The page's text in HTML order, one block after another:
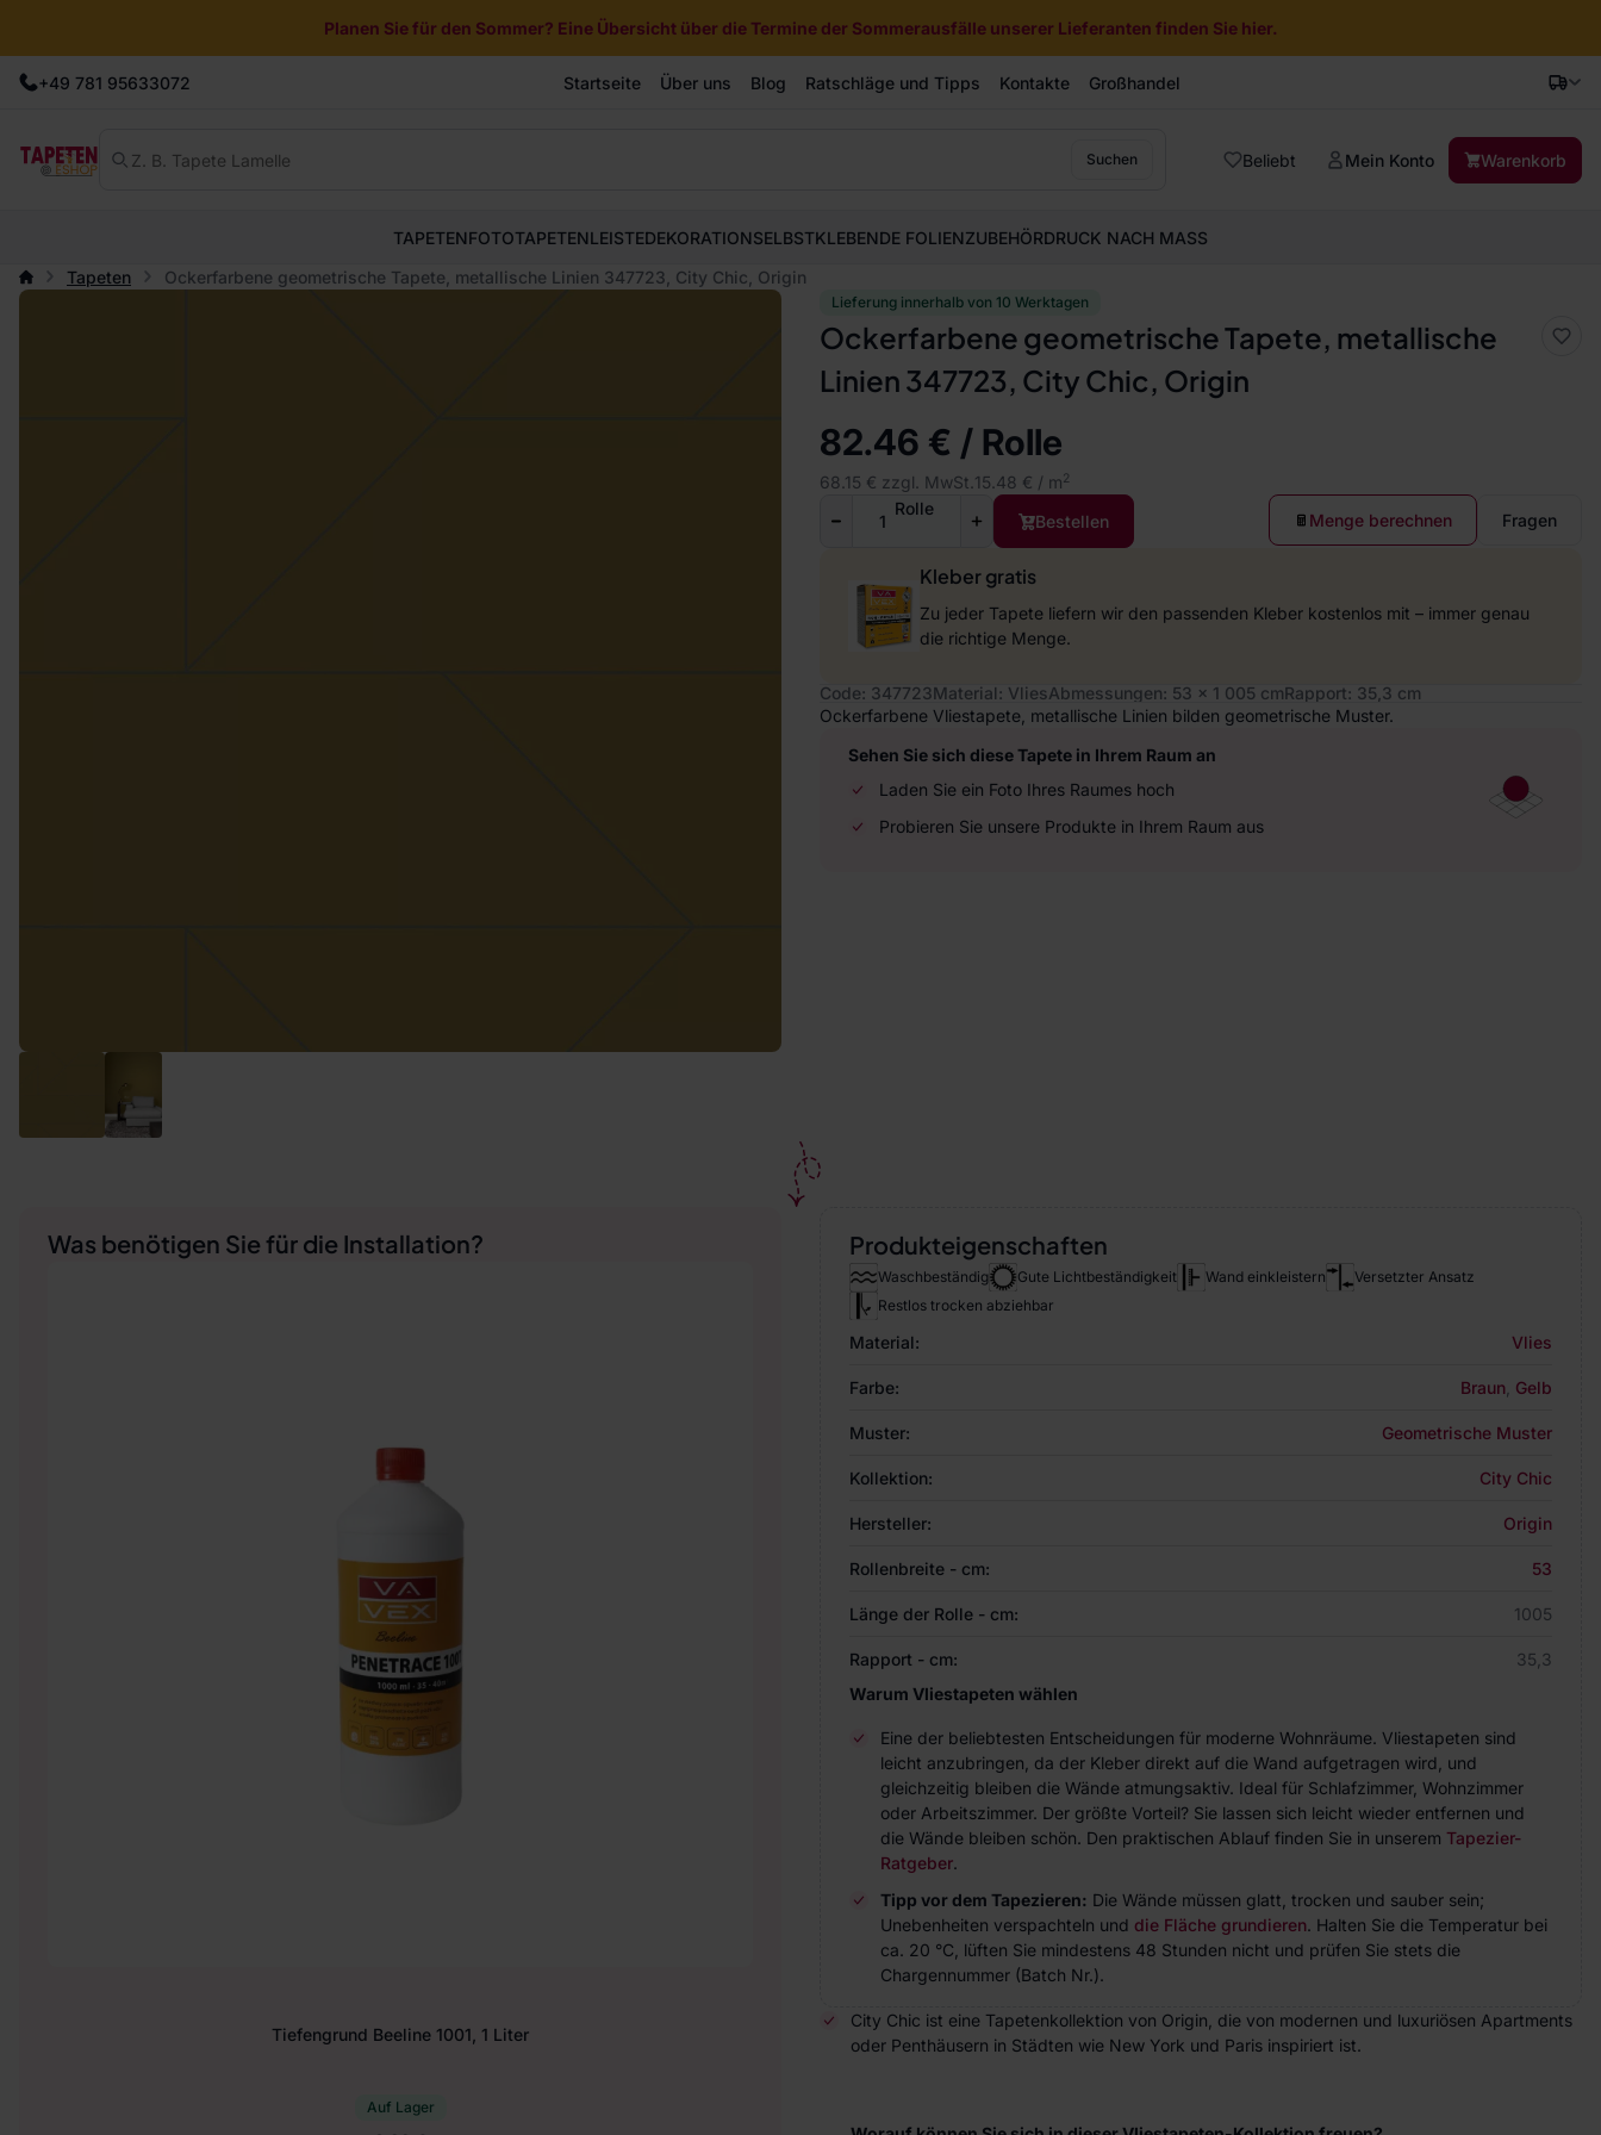
Planen Sie für den Sommer? Eine Übersicht über die Termine der Sommerausfälle unserer Lieferanten finden Sie hier.
+49 781 95633072 Startseite Über uns Blog Ratschläge und Tipps Kontakte Großhandel
Suchen Beliebt Mein Konto Warenkorb
TAPETENFOTOTAPETENLEISTEDEKORATIONSELBSTKLEBENDE FOLIENZUBEHÖRDRUCK NACH MASS
Tapeten
Ockerfarbene geometrische Tapete, metallische Linien 347723, City Chic, Origin
Lieferung innerhalb von 10 Werktagen
Ockerfarbene geometrische Tapete, metallische
Linien 347723, City Chic, Origin
82.46 € / Rolle
68.15 € zzgl. MwSt. 15.48 € / m2
Rolle
Bestellen Menge berechnen Fragen
Kleber gratis
Zu jeder Tapete liefern wir den passenden Kleber kostenlos mit – immer genau
die richtige Menge.
Code: 347723Material: VliesAbmessungen: 53 x 1 005 cmRapport: 35,3 cm
Ockerfarbene Vliestapete, metallische Linien bilden geometrische Muster.
Sehen Sie sich diese Tapete in Ihrem Raum an
Laden Sie ein Foto Ihres Raumes hoch
Probieren Sie unsere Produkte in Ihrem Raum aus
Produkteigenschaften
Waschbeständig Gute Lichtbeständigkeit Wand einkleistern
Versetzter Ansatz
Restlos trocken abziehbar
Material: Vlies
Farbe: Braun Gelb
Muster: Geometrische Muster
Kollektion: City Chic
Hersteller: Origin
Rollenbreite - cm: 53
Länge der Rolle - cm: 1005
Rapport - cm:
35,3
Warum Vliestapeten wählen
Eine der beliebtesten Entscheidungen für moderne Wohnräume. Vliestapeten sind
leicht anzubringen, da der Kleber direkt auf die Wand aufgetragen wird, und
gleichzeitig bleiben die Wände atmungsaktiv. Ideal für Schlafzimmer, Wohnzimmer
oder Arbeitszimmer. Der größte Vorteil? Sie lassen sich leicht wieder entfernen und
die Wände bleiben schön. Den praktischen Ablauf finden Sie in unserem Tapezier-
Ratgeber.
Tipp vor dem Tapezieren: Die Wände müssen glatt, trocken und sauber sein;
Unebenheiten verspachteln und die Fläche grundieren. Halten Sie die Temperatur bei
ca. 20 °C, lüften Sie mindestens 48 Stunden nicht und prüfen Sie stets die
Chargennummer (Batch Nr.).
City Chic ist eine Tapetenkollektion von Origin, die von modernen und luxuriösen Apartments
oder Penthäusern in Städten wie New York und Paris inspiriert ist.
Was benötigen Sie für die Installation?
Tiefengrund Beeline 1001, 1 Liter
Auf Lager